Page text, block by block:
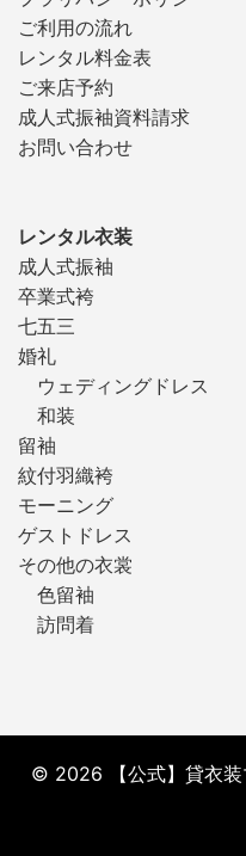
ご利用の流れ
レンタル料金表
ご来店予約
成人式振袖資料請求
お問い合わせ
レンタル衣装
成人式振袖
卒業式袴
七五三
婚礼
ウェディングドレス
和装
留袖
紋付羽織袴
モーニング
ゲストドレス
その他の衣裳
色留袖
訪問着
© 2026 【公式】貸衣